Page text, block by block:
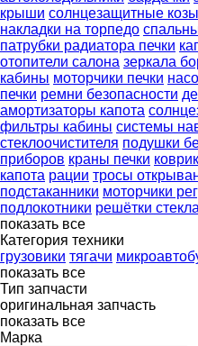
крыши солнцезащитные
накладки на торпедо
патрубки радиатора печки
отопители салона зеркала
кабины моторчики печки
печки ремни безопасности
амортизаторы капота
фильтры кабины системы
стеклоочистителя подушки
приборов краны печки
капота рации тросы
подстаканники моторчики
подлокотники решётки стекла
показать все
Категория техники
грузовики тягачи
показать все
Тип запчасти
оригинальная запчасть
показать все
Марка